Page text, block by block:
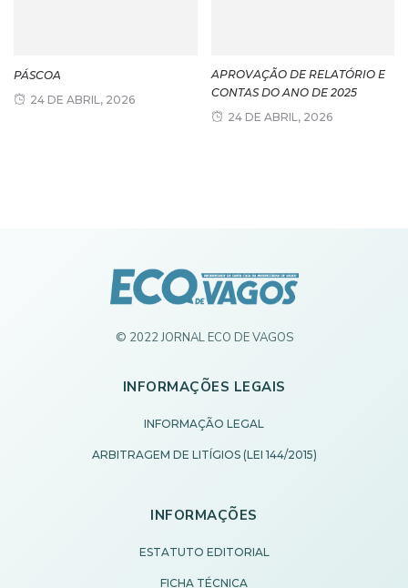
PÁSCOA
24 DE ABRIL, 2026
APROVAÇÃO DE RELATÓRIO E
CONTAS DO ANO DE 2025
24 DE ABRIL, 2026
© 2022 JORNAL ECO DE VAGOS
INFORMAÇÕES LEGAIS
INFORMAÇÃO LEGAL
ARBITRAGEM DE LITÍGIOS (LEI 144/2015)
INFORMAÇÕES
ESTATUTO EDITORIAL
FICHA TÉCNICA